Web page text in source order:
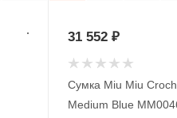
Сумка Miu Miu
Medium Blue
31 552 ₽